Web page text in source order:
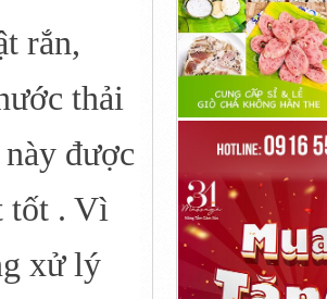
rắn,
thải
được
tốt . Vì
xử lý